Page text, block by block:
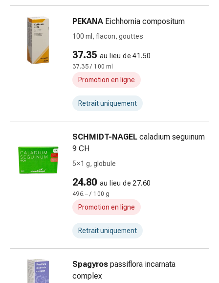
compression
Pansements
adhésifs
Bandages,
Bandages
et
filets
tubulaires
pansement
Brûlures
Sets
rechange
PEKANA Eichhornia compositum
100 ml, flacon, gouttes
37.35 au lieu de 41.50
37.35 / 100 ml
Promotion en ligne
Retrait uniquement
SCHMIDT-NAGEL caladium seguinum
9 CH
5 × 1 g, globule
24.80 au lieu de 27.60
496.– / 100 g
Promotion en ligne
Retrait uniquement
Spagyros passiflora incarnata
complex